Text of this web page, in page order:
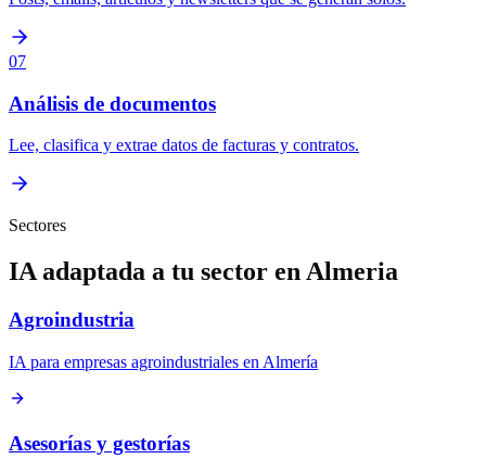
07
Análisis de documentos
Lee, clasifica y extrae datos de facturas y contratos.
Sectores
IA adaptada a tu sector en Almeria
Agroindustria
IA para empresas agroindustriales en Almería
Asesorías y gestorías